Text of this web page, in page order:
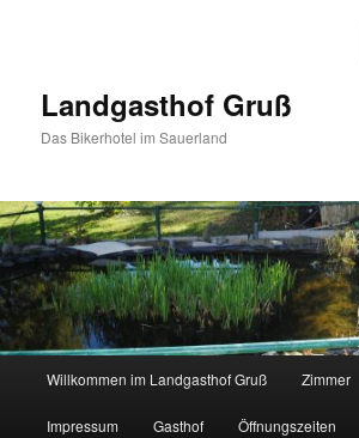
Landgasthof Gruß
Das Bikerhotel im Sauerland
Willkommen im Landgasthof Gruß Zimmer
Impressum Gasthof Öffnungszeiten